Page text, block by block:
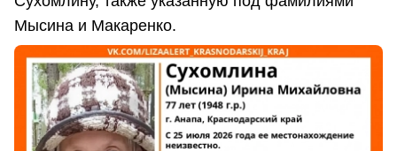
Мысина и Макаренко.